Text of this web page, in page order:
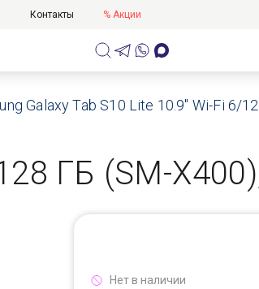
Контакты % Акции
Galaxy Tab S10 Lite 10.9" Wi-Fi 6/
ГБ (SM-
Нет в наличии